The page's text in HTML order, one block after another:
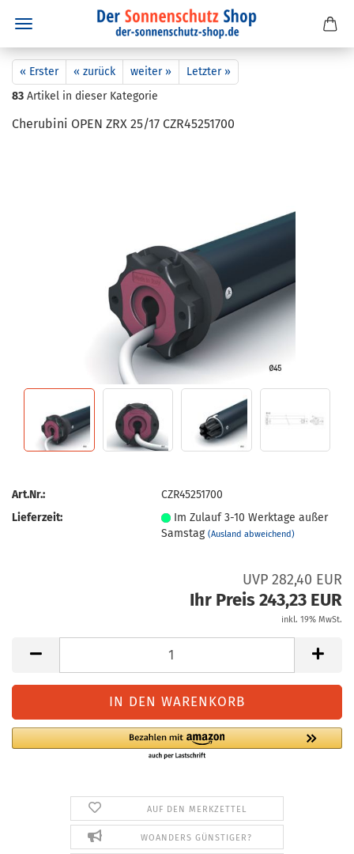
« Erster « zurück weiter »
Letzter »
83 Artikel in dieser Kategorie
Che­ru­bi­ni OPEN ZRX 25/17 CZR45251700
Art.Nr.:
CZR45251700
Lieferzeit:
Im Zulauf 3-10 Werktage außer
Samstag(Ausland abweichend)
UVP 282,40 EUR
Ihr Preis 243,23 EUR
inkl. 19% MwSt.
AUF DEN MERKZETTEL
WOANDERS GÜNSTIGER?